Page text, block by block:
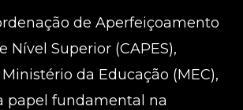
de Aperfeiçoamento
Nível Superior (CAPES),
da Educação (MEC),
papel fundamental na